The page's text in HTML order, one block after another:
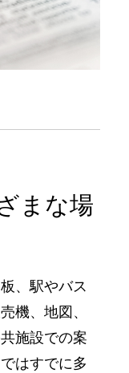
まな場
、駅やバス
機、地図、
施設での案
はすでに多